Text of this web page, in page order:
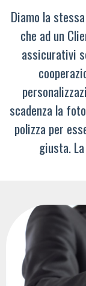
Diamo la
che ad un
assicurativi
scadenza la
polizza per
giusta.